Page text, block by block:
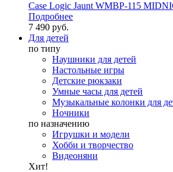
Case Logic Jaunt WMBP-115
Подробнее
7 490 руб.
Для детей
по типу
Наушники для детей
Настольные игры
Детские рюкзаки
Умные часы для детей
Музыкальные колонки для
Ночники
по назначению
Игрушки и модели
Хобби и творчество
Видеоняни
Хит!